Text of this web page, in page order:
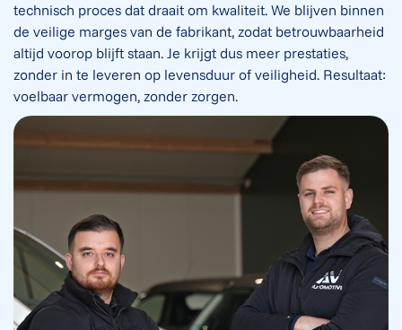
technisch proces dat draait om kwaliteit. We blijven binnen
de veilige marges van de fabrikant, zodat betrouwbaarheid
altijd voorop blijft staan. Je krijgt dus meer prestaties,
zonder in te leveren op levensduur of veiligheid. Resultaat:
voelbaar vermogen, zonder zorgen.